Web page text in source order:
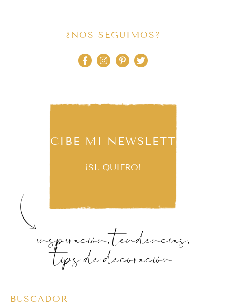
¿NOS SEGUIMOS?
RECIBE MI NEWSLETTER
¡SÍ, QUIERO!
inspiración, tendencias,
tips de decoración
BUSCADOR